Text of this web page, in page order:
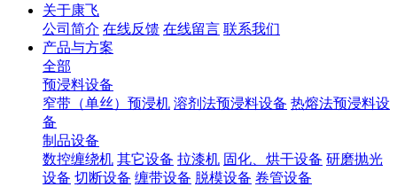
关于康飞
公司简介 在线反馈 在线留言 联系我们
产品与方案
全部
预浸料设备
窄带（单丝）预浸机 溶剂法预浸料设备 热熔法预浸料设
备
制品设备
数控缠绕机 其它设备 拉漆机 固化、烘干设备 研磨抛光
设备 切断设备 缠带设备 脱模设备 卷管设备